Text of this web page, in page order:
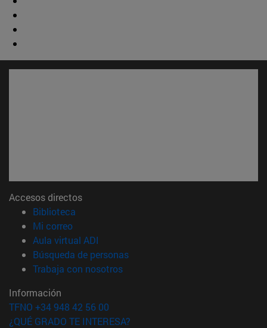
Accesos directos
Biblioteca
Mi correo(abre en nueva ventana)
Aula virtual ADI
Búsqueda de personas(abre en nueva ventana)
Trabaja con nosotros(abre en nueva ventana)
Información
TFNO +34 948 42 56 00
¿QUÉ GRADO TE INTERESA?